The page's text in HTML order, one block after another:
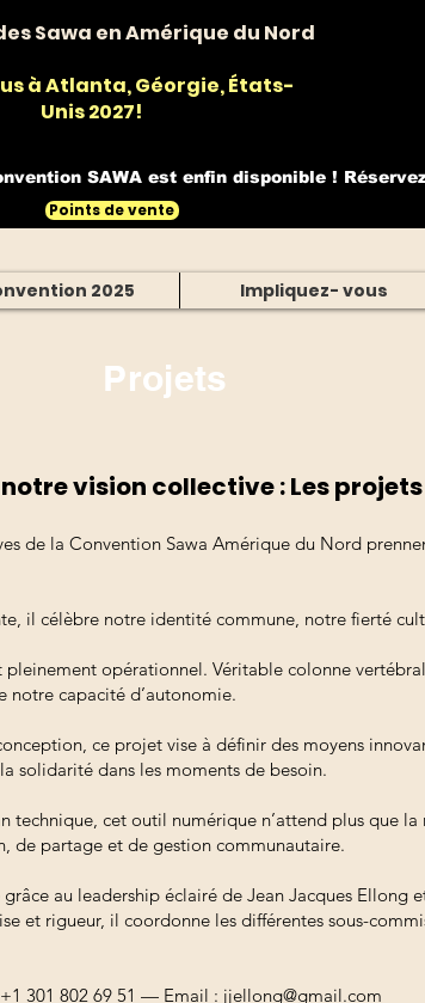
Points de vente
Sawa en Amérique du Nord
à Atlanta, Géorgie, États-
Unis 2027!
SAWA est enfin disponible !
2025 Impliquez- vous
Projets
vision collective : Les
de la Convention Sawa Amérique du Nord
il célèbre notre identité commune, notre fierté
opérationnel. Véritable colonne
capacité d’autonomie.
ce projet vise à définir des moyens
solidarité dans les moments de besoin.
technique, cet outil numérique n’attend plus que
de partage et de gestion communautaire.
au leadership éclairé de Jean Jacques Ellong
et rigueur, il coordonne les différentes sous-
301 802 69 51 — Email : jjellong@gmail.com